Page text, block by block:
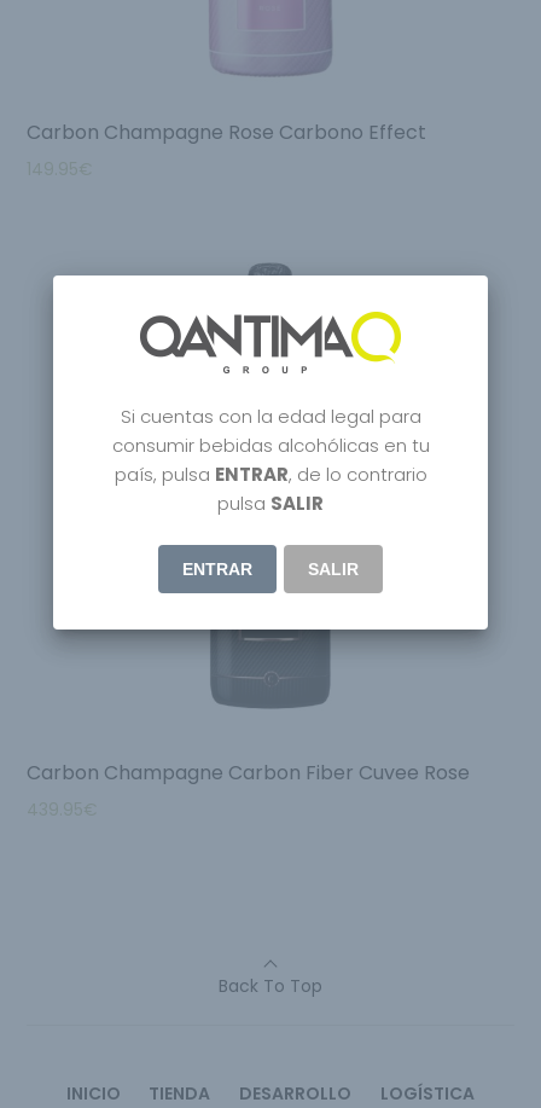
Carbon Champagne Rose Carbono Effect
149.95€
Carbon Champagne Carbon Fiber Cuvee Rose
439.95€
Back To Top
INICIO TIENDA DESARROLLO
LOGÍSTICA
Si cuentas con la edad legal para
consumir bebidas alcohólicas en tu
país, pulsa ENTRAR, de lo contrario
pulsa SALIR
ENTRAR SALIR